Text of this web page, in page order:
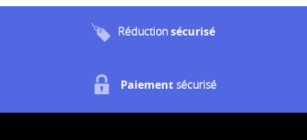
Réductionsécurisé
Paiementsécurisé